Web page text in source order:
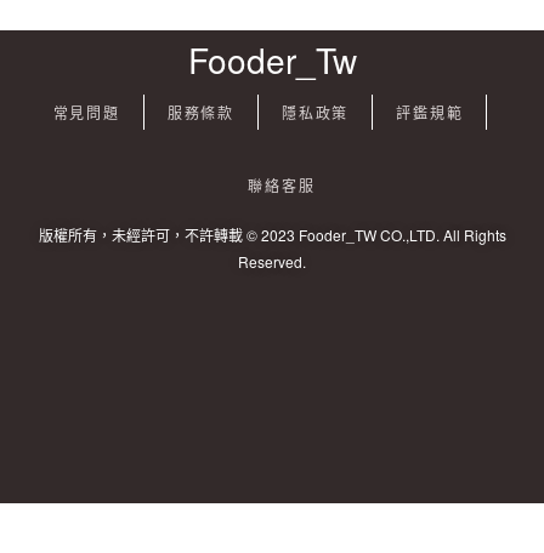
Fooder_Tw
常見問題 服務條款 隱私政策 評鑑規範
聯絡客服
版權所有，未經許可，不許轉載 © 2023 Fooder_TW CO.,LTD. All Rights
Reserved.